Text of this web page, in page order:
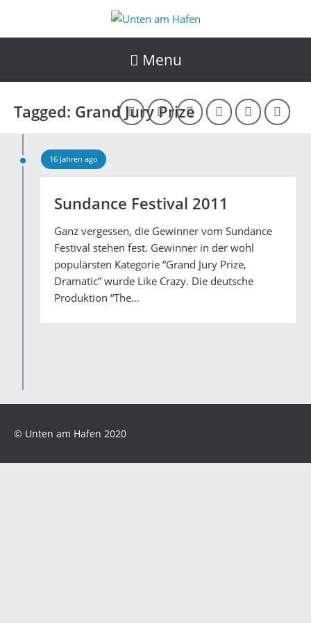
Menu
Tagged: Grand Jury Prize
16 Jahren ago
Sundance Festival 2011
Ganz vergessen, die Gewinner vom Sundance
Festival stehen fest. Gewinner in der wohl
populärsten Kategorie “Grand Jury Prize,
Dramatic” wurde Like Crazy. Die deutsche
Produktion “The…
© Unten am Hafen 2020